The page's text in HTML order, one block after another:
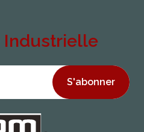
Industrielle
S'abonner